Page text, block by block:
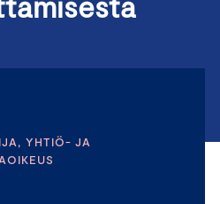
YHTIÖ- JA